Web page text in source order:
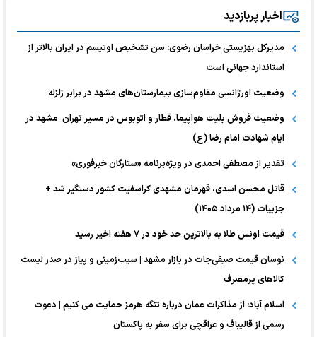
اخبار پربازدید
مدیرکل بهزیستی خراسان رضوی: سن تشخیص اوتیسم در ایران بالاتر از
استاندارد جهانی است
وضعیت اورژانسی مقاوم‌سازی بیمارستان‌های مشهد در برابر زلزله
وضعیت فروش بلیت هواپیما، قطار و اتوبوس در مسیر تهران–مشهد در
ایام شهادت امام رضا (ع)
تقدیر از مصطفی احمدی در ویژه‌برنامه «ستارگان خبرفوری»
قاتل محسن اسدی، قهرمان مشهدی کراسفیت کشور دستگیر شد +
جزییات (۱۴ مرداد ۱۴۰۵)
قیمت اونس طلا به بالاترین حد خود در ۷ هفته اخیر رسید
نوسان قیمت صیفی‌جات در بازار مشهد | سیب‌زمینی و پیاز در صدر لیست
کالا‌های پرمصرف
اسلام آباد: از مذاکرات عمان درباره تنگه هرمز حمایت می کنیم | دعوت
رسمی از قالیباف و عراقچی برای سفر به پاکستان